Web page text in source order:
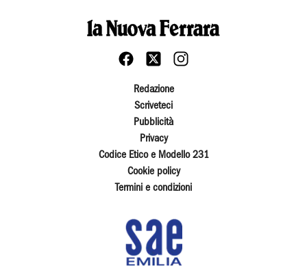
Redazione
Scriveteci
Pubblicità
Privacy
Codice Etico e Modello 231
Cookie policy
Termini e condizioni